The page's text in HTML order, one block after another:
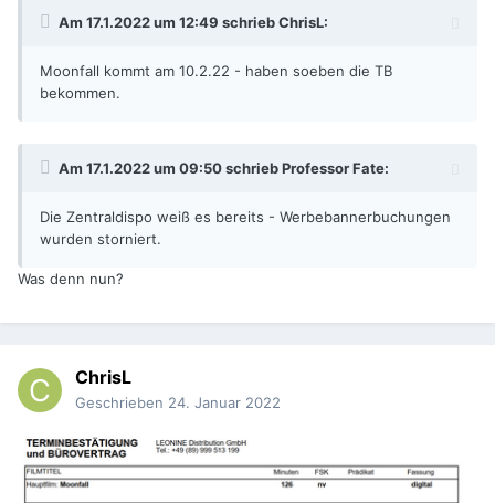
Am 17.1.2022 um 12:49 schriebChrisL:
Moonfall kommt am 10.2.22 - haben soeben die TB
bekommen.
Am 17.1.2022 um 09:50 schriebProfessor Fate:
Die Zentraldispo weiß es bereits - Werbebannerbuchungen
wurden storniert.
Was denn nun?
ChrisL
Geschrieben 24. Januar 2022